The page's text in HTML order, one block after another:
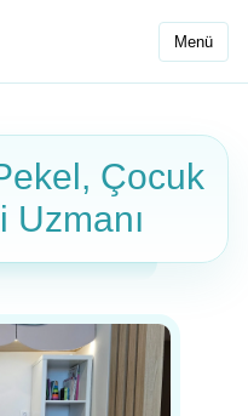
Menü
Çocuk
Uzmanı